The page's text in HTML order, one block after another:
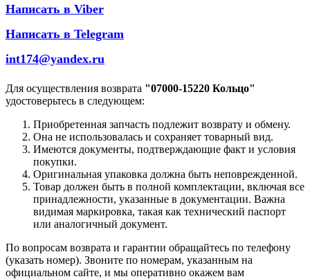
Написать в Viber
Написать в Telegram
int174@yandex.ru
Для осуществления возврата "07000-15220 Кольцо"
удостоверьтесь в следующем:
Приобретенная запчасть подлежит возврату и обмену.
Она не использовалась и сохраняет товарный вид.
Имеются документы, подтверждающие факт и условия
покупки.
Оригинальная упаковка должна быть неповрежденной.
Товар должен быть в полной комплектации, включая все
принадлежности, указанные в документации. Важна
видимая маркировка, такая как технический паспорт
или аналогичный документ.
По вопросам возврата и гарантии обращайтесь по телефону
(указать номер). Звоните по номерам, указанным на
официальном сайте, и мы оперативно окажем вам